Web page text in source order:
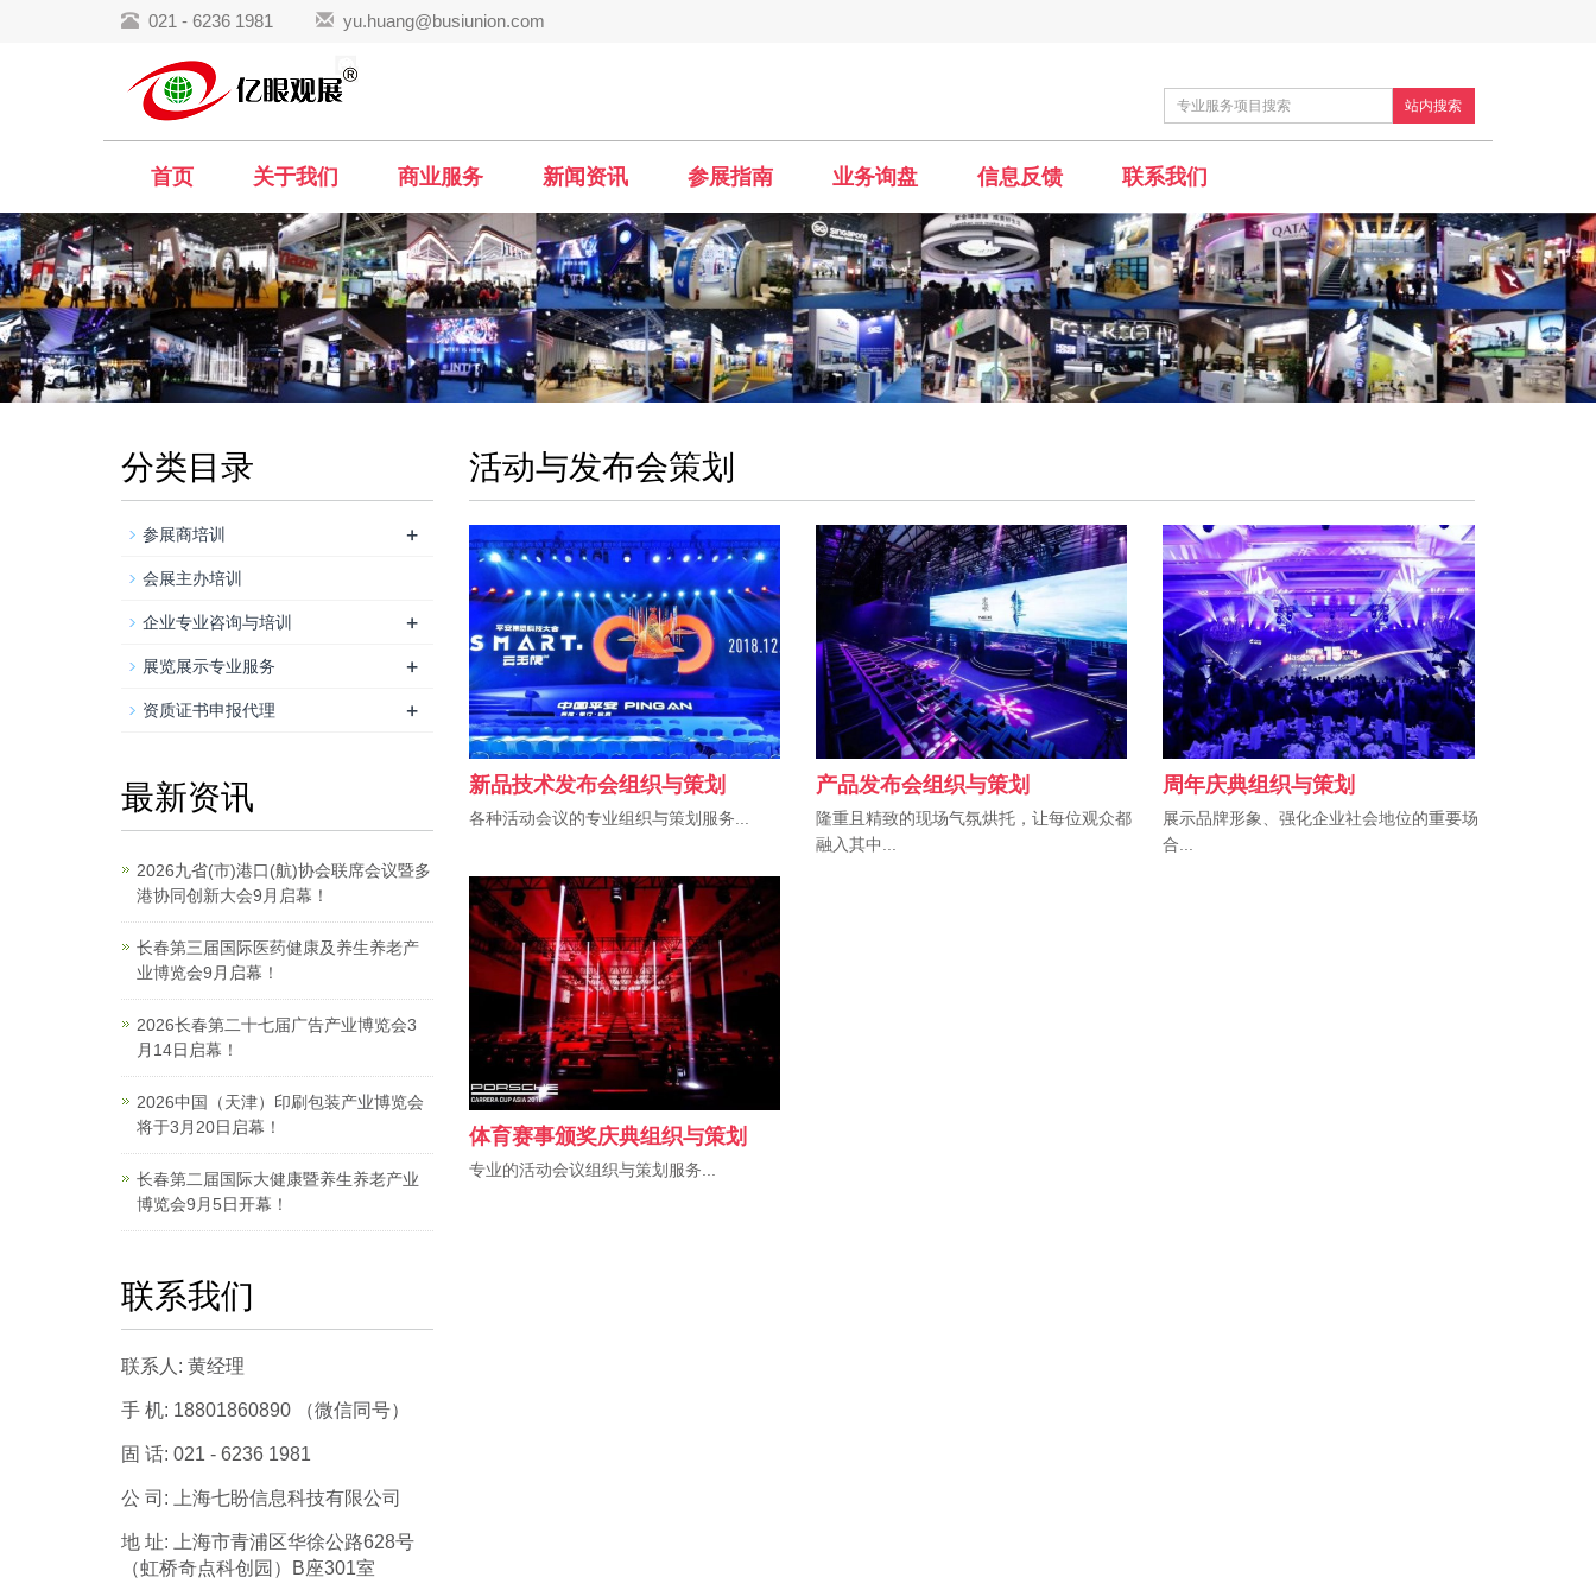
021 - 6236 1981 yu.huang@busiunion.com
站内搜索
首页 关于我们 商业服务 新闻资讯 参展指南 业务询盘 信息反馈 联系我们
活动与发布会策划
新品技术发布会组织与策划
各种活动会议的专业组织与策划服务...
产品发布会组织与策划
隆重且精致的现场气氛烘托，让每位观众都
融入其中...
周年庆典组织与策划
展示品牌形象、强化企业社会地位的重要场
合...
体育赛事颁奖庆典组织与策划
专业的活动会议组织与策划服务...
分类目录
参展商培训 +
会展主办培训
企业专业咨询与培训 +
展览展示专业服务 +
资质证书申报代理 +
最新资讯
2026九省(市)港口(航)协会联席会议暨多
港协同创新大会9月启幕！
长春第三届国际医药健康及养生养老产
业博览会9月启幕！
2026长春第二十七届广告产业博览会3
月14日启幕！
2026中国（天津）印刷包装产业博览会
将于3月20日启幕！
长春第二届国际大健康暨养生养老产业
博览会9月5日开幕！
联系我们
联系人: 黄经理
手 机: 18801860890 （微信同号）
固 话: 021 - 6236 1981
公 司: 上海七盼信息科技有限公司
地 址: 上海市青浦区华徐公路628号
（虹桥奇点科创园）B座301室